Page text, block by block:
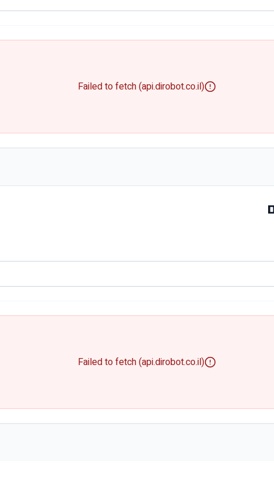
Failed to fetch (api.dirobot.co.il)
Failed to fetch (api.dirobot.co.il)